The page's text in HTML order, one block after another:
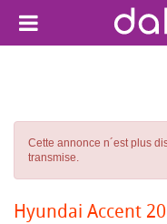
Cette annonce n´est plus
transmise.
Hyundai Accent